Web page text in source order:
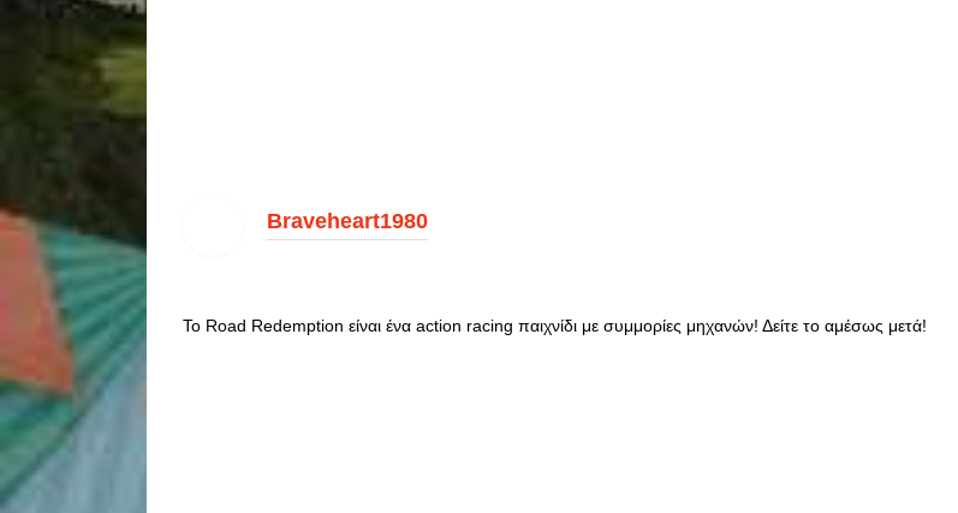
Braveheart1980
Το Road Redemption είναι ένα action racing παιχνίδι με συμμορίες μηχανών! Δείτε το αμέσως μετά!